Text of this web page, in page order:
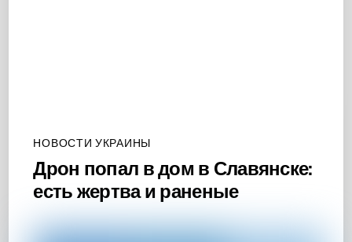
НОВОСТИ УКРАИНЫ
Дрон попал в дом в Славянске:
есть жертва и раненые